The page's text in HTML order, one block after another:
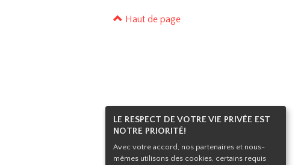
LE RESPECT DE VOTRE VIE PRIVÉE EST
NOTRE PRIORITÉ!
Avec votre accord, nos partenaires et nous-
mêmes utilisons des cookies, certains requis
Haut de page